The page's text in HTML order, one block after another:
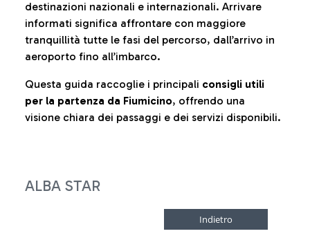
destinazioni nazionali e internazionali. Arrivare
informati significa affrontare con maggiore
tranquillità tutte le fasi del percorso, dall’arrivo in
aeroporto fino all’imbarco.
Questa guida raccoglie i principali consigli utili
per la partenza da Fiumicino, offrendo una
visione chiara dei passaggi e dei servizi disponibili.
ALBA STAR